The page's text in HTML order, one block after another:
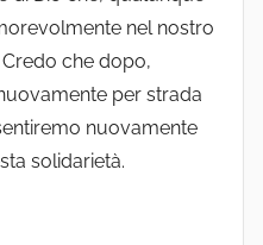
nel nostro
che dopo,
per strada
nuovamente
solidarietà.